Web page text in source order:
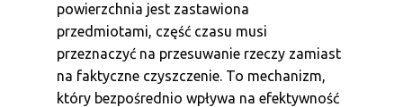
powierzchnia jest zastawiona
przedmiotami, część czasu musi
przeznaczyć na przesuwanie rzeczy zamiast
na faktyczne czyszczenie. To mechanizm,
który bezpośrednio wpływa na efektywność